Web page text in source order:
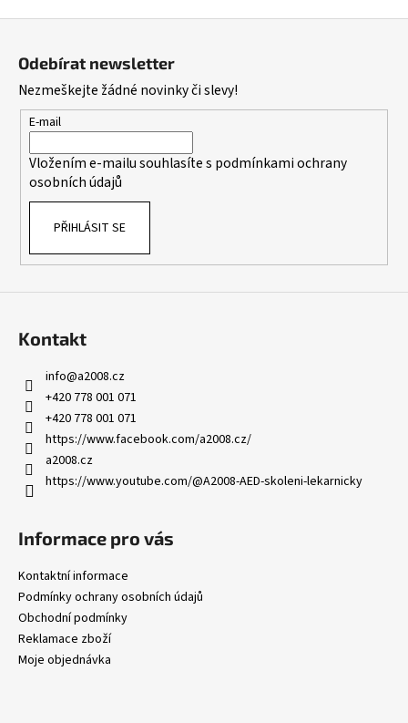
Odebírat newsletter
Nezmeškejte žádné novinky či slevy!
E-mail
Vložením e-mailu souhlasíte s podmínkami ochrany
osobních údajů
PŘIHLÁSIT SE
Kontakt
info@a2008.cz
+420 778 001 071
+420 778 001 071
https://www.facebook.com/a2008.cz/
a2008.cz
https://www.youtube.com/@A2008-AED-skoleni-lekarnicky
Informace pro vás
Kontaktní informace
Podmínky ochrany osobních údajů
Obchodní podmínky
Reklamace zboží
Moje objednávka